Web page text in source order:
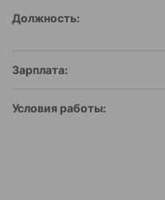
Должность:
Зарплата:
Условия работы: